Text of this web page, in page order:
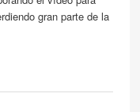
gran parte de la